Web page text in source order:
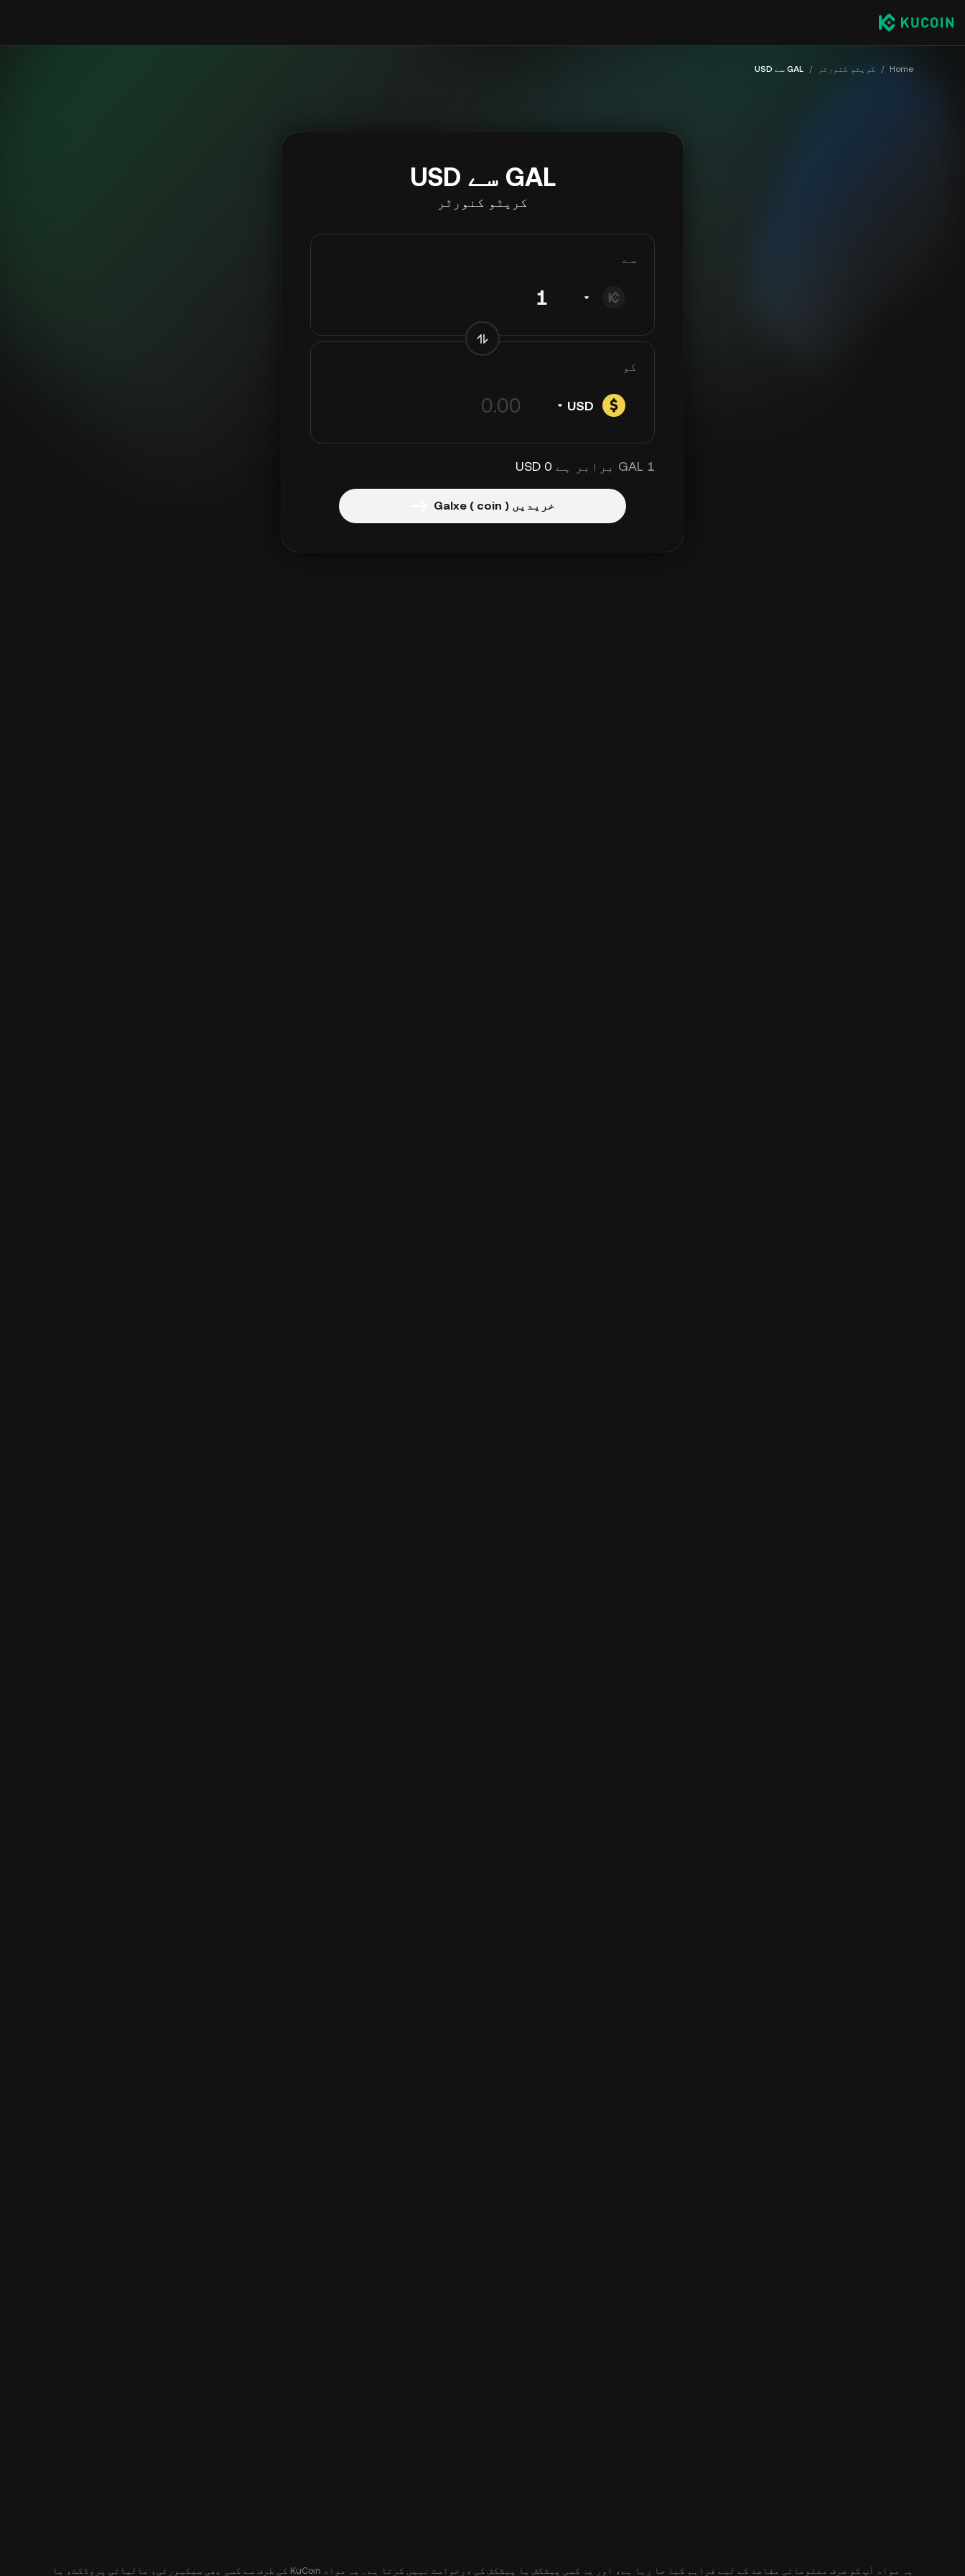
Home
/ کرپٹو کنورٹر / GAL سے USD
GAL سے USD
کرپٹو کنورٹر
سے
کو
USD
1 GAL برابر ہے 0 USD
خریدیں Galxe ( coin )
یہ مواد آپ کو صرف معلوماتی مقاصد کے لیے فراہم کیا جا رہا ہے، اور یہ کسی پیشکش یا پیشکش کی درخواست نہیں کرتا ہے۔ یہ مواد KuCoin کی طرف سے کسی بھی سیکیورٹی، مالیاتی پروڈکٹ، یا